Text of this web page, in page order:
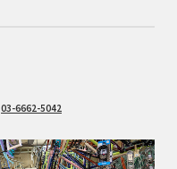
03-6662-5042